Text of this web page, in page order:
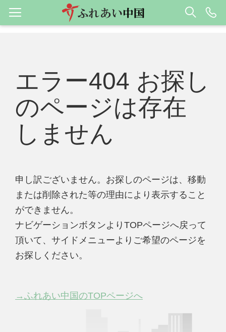
エラー404 お探し
のページは存在
しません
申し訳ございません。お探しのページは、移動
または削除された等の理由により表示すること
ができません。
ナビゲーションボタンよりTOPページへ戻って
頂いて、サイドメニューよりご希望のページを
お探しください。
→ふれあい中国のTOPページへ